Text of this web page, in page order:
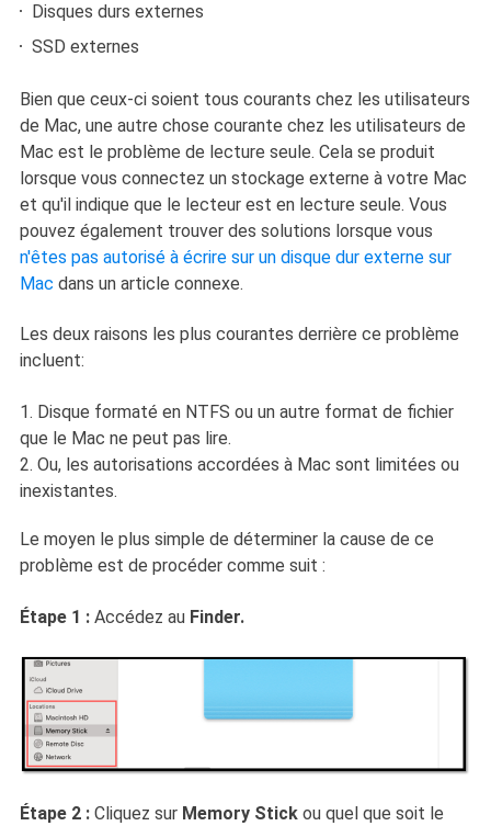
Disques durs externes
SSD externes
Bien que ceux-ci soient tous courants chez les utilisateurs
de Mac, une autre chose courante chez les utilisateurs de
Mac est le problème de lecture seule. Cela se produit
lorsque vous connectez un stockage externe à votre Mac
et qu'il indique que le lecteur est en lecture seule. Vous
pouvez également trouver des solutions lorsque vous
n'êtes pas autorisé à écrire sur un disque dur externe sur
Mac dans un article connexe.
Les deux raisons les plus courantes derrière ce problème
incluent:
1. Disque formaté en NTFS ou un autre format de fichier
que le Mac ne peut pas lire.
2. Ou, les autorisations accordées à Mac sont limitées ou
inexistantes.
Le moyen le plus simple de déterminer la cause de ce
problème est de procéder comme suit :
Étape 1 :Accédez au Finder.
Étape 2 :Cliquez sur Memory Stickou quel que soit le